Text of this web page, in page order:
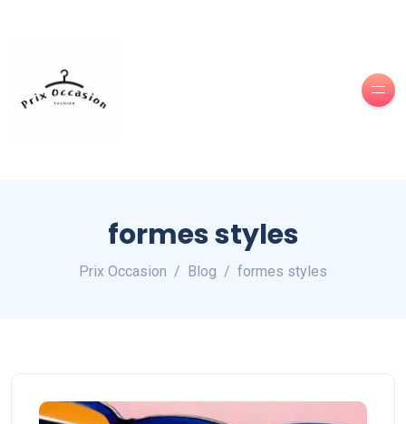
formes styles
Prix Occasion Blog formes styles